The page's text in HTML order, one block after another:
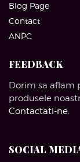
Blog Page
Contact
ANPC
FEEDBACK
Dorim sa aflam
produsele
Contactati-ne.
SOCIAL